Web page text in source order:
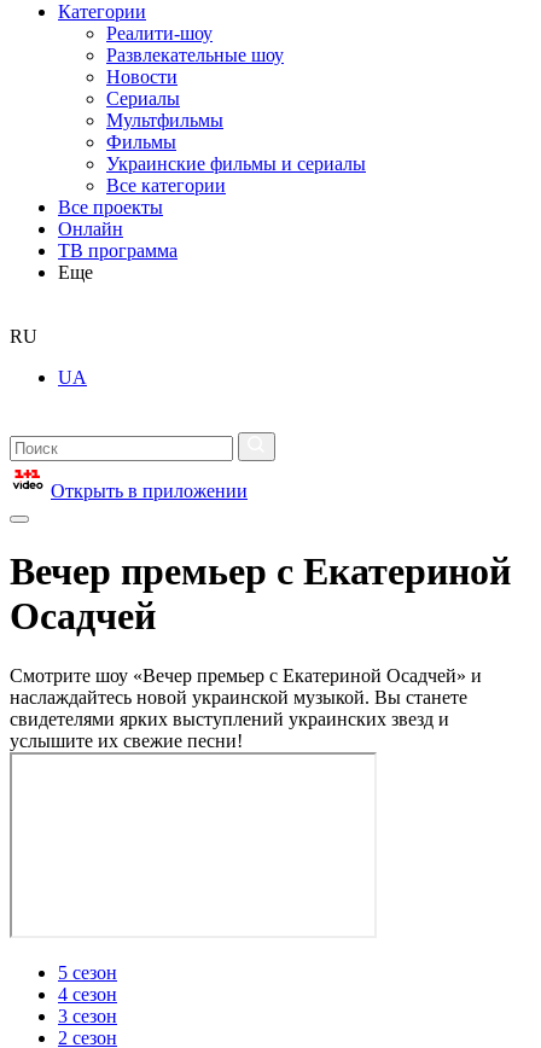
Категории
Реалити-шоу
Развлекательные шоу
Новости
Сериалы
Мультфильмы
Фильмы
Украинские фильмы и сериалы
Все категории
Все проекты
Онлайн
ТВ программа
Еще
RU
UA
Открыть в приложении
Вечер премьер с Екатериной
Осадчей
Смотрите шоу «Вечер премьер с Екатериной Осадчей» и
наслаждайтесь новой украинской музыкой. Вы станете
свидетелями ярких выступлений украинских звезд и
услышите их свежие песни!
5 сезон
4 сезон
3 сезон
2 сезон